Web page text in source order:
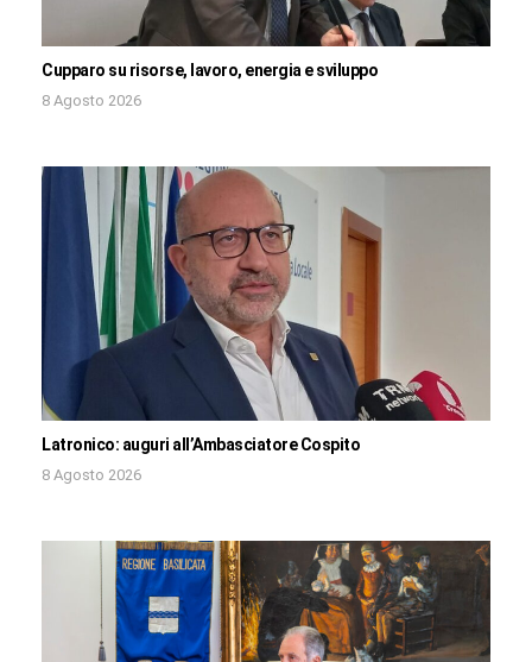
Cupparo su risorse, lavoro, energia e sviluppo
8 Agosto 2026
Latronico: auguri all’Ambasciatore Cospito
8 Agosto 2026